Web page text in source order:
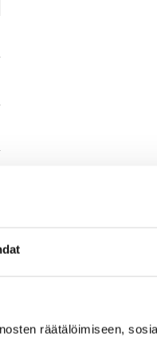
räätälöimiseen,